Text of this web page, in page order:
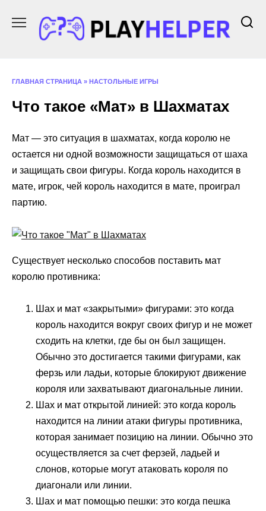
содержанию
ГЛАВНАЯ СТРАНИЦА » НАСТОЛЬНЫЕ ИГРЫ
Что такое «Мат» в Шахматах
Мат — это ситуация в шахматах, когда королю не
остается ни одной возможности защищаться от шаха
и защищать свои фигуры. Когда король находится в
мате, игрок, чей король находится в мате, проиграл
партию.
Существует несколько способов поставить мат
королю противника:
Шах и мат «закрытыми» фигурами: это когда
король находится вокруг своих фигур и не может
сходить на клетки, где бы он был защищен.
Обычно это достигается такими фигурами, как
ферзь или ладьи, которые блокируют движение
короля или захватывают диагональные линии.
Шах и мат открытой линией: это когда король
находится на линии атаки фигуры противника,
которая занимает позицию на линии. Обычно это
осуществляется за счет ферзей, ладьей и
слонов, которые могут атаковать короля по
диагонали или линии.
Шах и мат помощью пешки: это когда пешка